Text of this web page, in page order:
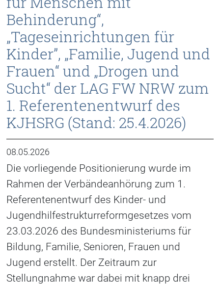
Behinderung“,
„Tageseinrichtungen für
Kinder”, „Familie, Jugend und
Frauen“ und „Drogen und
Sucht“ der LAG FW NRW zum
1. Referentenentwurf des
KJHSRG (Stand: 25.4.2026)
08.05.2026
Die vorliegende Positionierung wurde im
Rahmen der Verbändeanhörung zum 1.
Referentenentwurf des Kinder- und
Jugendhilfestrukturreformgesetzes vom
23.03.2026 des Bundesministeriums für
Bildung, Familie, Senioren, Frauen und
Jugend erstellt. Der Zeitraum zur
Stellungnahme war dabei mit knapp drei